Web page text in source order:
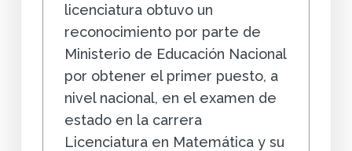
licenciatura obtuvo un
reconocimiento por parte de
Ministerio de Educación Nacional
por obtener el primer puesto, a
nivel nacional, en el examen de
estado en la carrera
Licenciatura en Matemática y su